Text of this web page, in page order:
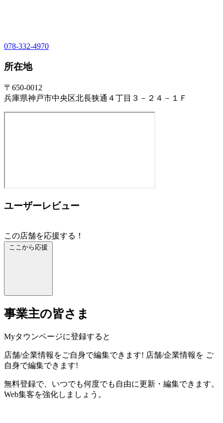
078-332-4970
所在地
〒650-0012
兵庫県神戸市中央区北長狭通４丁目３－２４－１Ｆ
ユーザーレビュー
この店舗を応援する！
ここから応援
事業主の皆さま
Myタウンページに登録すると
店舗/企業情報をご自身で編集できます! 店舗/企業情報を ご
自身で編集できます!
無料登録で、いつでも何度でも自由に更新・編集できます。
Web集客を強化しましょう。